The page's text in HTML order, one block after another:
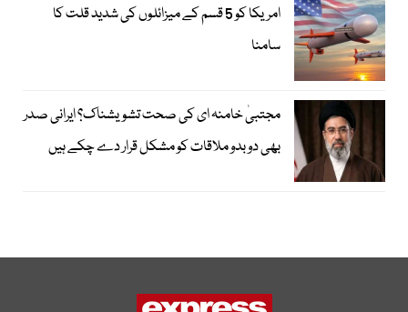
امریکا کو 5 قسم کے میزائلوں کی شدید قلت کا
سامنا
مجتبیٰ خامنہ ای کی صحت تشویشناک؟ ایرانی صدر
بھی دوبدو ملاقات کو مشکل قرار دے چکے ہیں